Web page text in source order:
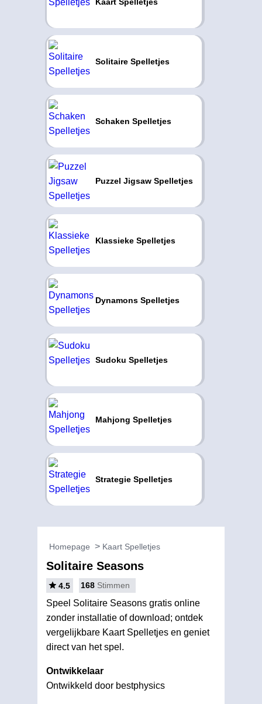
Solitaire Spelletjes
Schaken Spelletjes
Puzzel Jigsaw Spelletjes
Klassieke Spelletjes
Dynamons Spelletjes
Sudoku Spelletjes
Mahjong Spelletjes
Strategie Spelletjes
Homepage Kaart Spelletjes
Solitaire Seasons
4.5 168 Stimmen
Speel Solitaire Seasons gratis online
zonder installatie of download; ontdek
vergelijkbare Kaart Spelletjes en geniet
direct van het spel.
Ontwikkelaar
Ontwikkeld door bestphysics